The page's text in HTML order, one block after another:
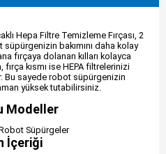
Hepa Filtre Temizleme Fırçası, 2
bakımını daha kolay
fırçaya dolanan kılları kolayca
fırça kısmı ise HEPA filtrelerinizi
Bu sayede robot süpürgenizin
yüksek tutabilirsiniz.
Modeller
Süpürgeler
İçeriği